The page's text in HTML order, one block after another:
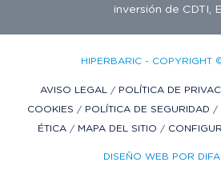
inversión de CDTI,
HIPERBARIC - COPYRIGHT
AVISO LEGAL / POLÍTICA DE
COOKIES / POLÍTICA DE SEGURIDAD /
ÉTICA / MAPA DEL SITIO /
DISEÑO WEB POR